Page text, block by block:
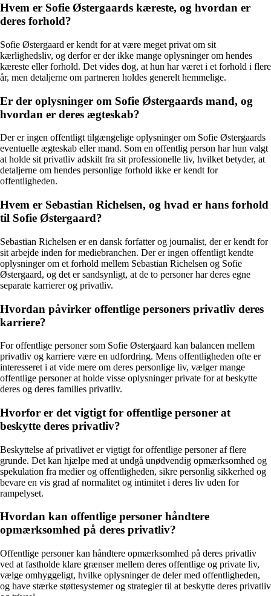
Hvem er Sofie Østergaards kæreste, og hvordan er
deres forhold?
Sofie Østergaard er kendt for at være meget privat om sit
kærlighedsliv, og derfor er der ikke mange oplysninger om hendes
kæreste eller forhold. Det vides dog, at hun har været i et forhold i flere
år, men detaljerne om partneren holdes generelt hemmelige.
Er der oplysninger om Sofie Østergaards mand, og
hvordan er deres ægteskab?
Der er ingen offentligt tilgængelige oplysninger om Sofie Østergaards
eventuelle ægteskab eller mand. Som en offentlig person har hun valgt
at holde sit privatliv adskilt fra sit professionelle liv, hvilket betyder, at
detaljerne om hendes personlige forhold ikke er kendt for
offentligheden.
Hvem er Sebastian Richelsen, og hvad er hans forhold
til Sofie Østergaard?
Sebastian Richelsen er en dansk forfatter og journalist, der er kendt for
sit arbejde inden for mediebranchen. Der er ingen offentligt kendte
oplysninger om et forhold mellem Sebastian Richelsen og Sofie
Østergaard, og det er sandsynligt, at de to personer har deres egne
separate karrierer og privatliv.
Hvordan påvirker offentlige personers privatliv deres
karriere?
For offentlige personer som Sofie Østergaard kan balancen mellem
privatliv og karriere være en udfordring. Mens offentligheden ofte er
interesseret i at vide mere om deres personlige liv, vælger mange
offentlige personer at holde visse oplysninger private for at beskytte
deres og deres families privatliv.
Hvorfor er det vigtigt for offentlige personer at
beskytte deres privatliv?
Beskyttelse af privatlivet er vigtigt for offentlige personer af flere
grunde. Det kan hjælpe med at undgå unødvendig opmærksomhed og
spekulation fra medier og offentligheden, sikre personlig sikkerhed og
bevare en vis grad af normalitet og intimitet i deres liv uden for
rampelyset.
Hvordan kan offentlige personer håndtere
opmærksomhed på deres privatliv?
Offentlige personer kan håndtere opmærksomhed på deres privatliv
ved at fastholde klare grænser mellem deres offentlige og private liv,
vælge omhyggeligt, hvilke oplysninger de deler med offentligheden,
og have stærke støttesystemer og strategier til at beskytte deres privatliv